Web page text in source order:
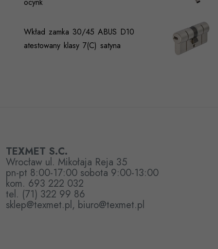
ocynk
Wkład zamka 30/45 ABUS D10
atestowany klasy 7(C) satyna
TEXMET S.C.
Wrocław ul. Mikołaja Reja 35
pn-pt 8:00-17:00 sobota 9:00-13:00
kom. 693 222 032
tel. (71) 322 99 86
sklep@texmet.pl, biuro@texmet.pl